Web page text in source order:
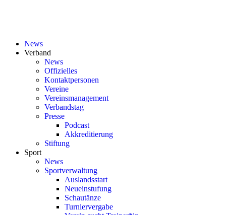
News
Verband
News
Offizielles
Kontaktpersonen
Vereine
Vereinsmanagement
Verbandstag
Presse
Podcast
Akkreditierung
Stiftung
Sport
News
Sportverwaltung
Auslandsstart
Neueinstufung
Schautänze
Turniervergabe